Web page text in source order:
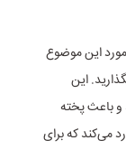
این موضوع
این
و باعث پخته
می‌کند که برای